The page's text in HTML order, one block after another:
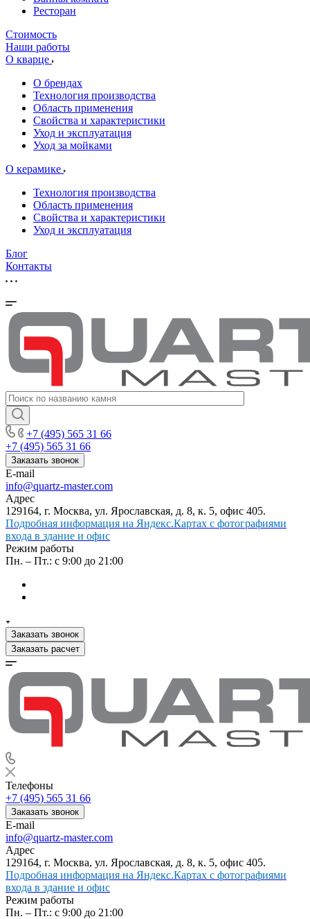
Ресторан
Стоимость
Наши работы
О кварце
О брендах
Технология производства
Область применения
Свойства и характеристики
Уход и эксплуатация
Уход за мойками
О керамике
Технология производства
Область применения
Свойства и характеристики
Уход и эксплуатация
Блог
Контакты
+7 (495) 565 31 66
+7 (495) 565 31 66
Заказать звонок
E-mail
info@quartz-master.com
Адрес
129164, г. Москва, ул. Ярославская, д. 8, к. 5, офис 405.
Подробная информация на Яндекс.Картах с фотографиями
входа в здание и офис
Режим работы
Пн. – Пт.: с 9:00 до 21:00
Заказать звонок
Заказать расчет
Телефоны
+7 (495) 565 31 66
Заказать звонок
E-mail
info@quartz-master.com
Адрес
129164, г. Москва, ул. Ярославская, д. 8, к. 5, офис 405.
Подробная информация на Яндекс.Картах с фотографиями
входа в здание и офис
Режим работы
Пн. – Пт.: с 9:00 до 21:00